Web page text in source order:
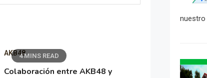
4 MINS READ
AKB48
Colaboración entre AKB48 y
nuestro